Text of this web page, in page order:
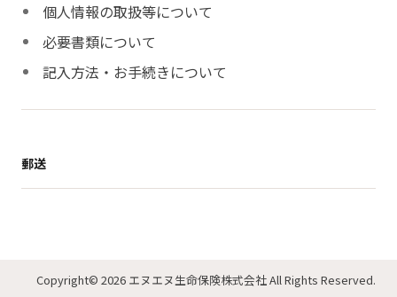
個人情報の取扱等について
必要書類について
記入方法・お手続きについて
郵送
Copyright© 2026 エヌエヌ生命保険株式会社All Rights Reserved.